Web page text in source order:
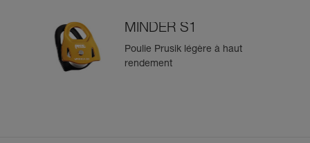
MINDER S1
Poulie Prusik légère à haut
rendement